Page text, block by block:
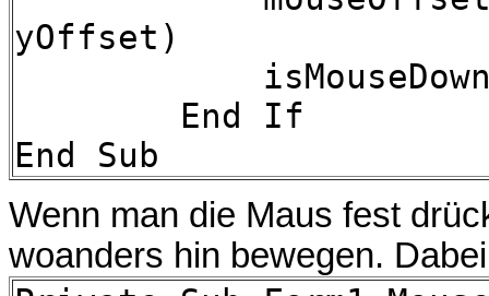
yOffset)
isMouseDown
End If
End Sub
Wenn man die Maus fest
woanders hin bewegen.